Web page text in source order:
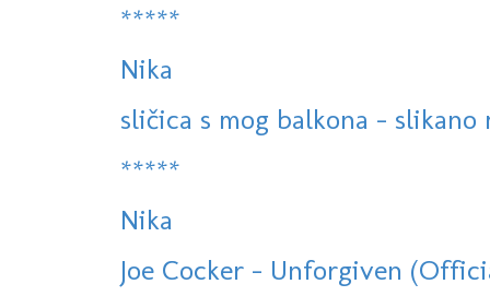
*****
Nika
sličica s mog balkona - slikano
*****
Nika
Joe Cocker - Unforgiven